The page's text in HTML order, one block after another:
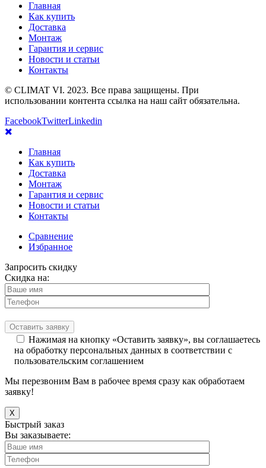
Главная
Как купить
Доставка
Монтаж
Гарантия и сервис
Новости и статьи
Контакты
© CLIMAT VI. 2023. Все права защищены. При
использовании контента ссылка на наш сайт обязательна.
FacebookTwitterLinkedin
Главная
Как купить
Доставка
Монтаж
Гарантия и сервис
Новости и статьи
Контакты
Сравнение
Избранное
Запросить скидку
Скидка на:
Нажимая на кнопку «Оставить заявку», вы соглашаетесь
на обработку персональных данных в соответствии с
пользовательским соглашением
Мы перезвоним Вам в рабочее время сразу как обработаем
заявку!
X
Быстрый заказ
Вы заказываете: